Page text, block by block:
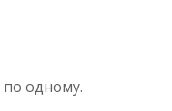
одному.